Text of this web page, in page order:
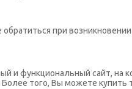
при
и функциональный сайт,
того, Вы можете купить